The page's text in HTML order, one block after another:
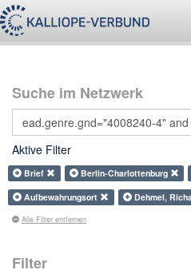
Suche im Netzwerk
Aktive Filter
Brief Berlin-Charlottenburg
Aufbewahrungsort
Dehmel,
Alle Filter entfernen
Filter